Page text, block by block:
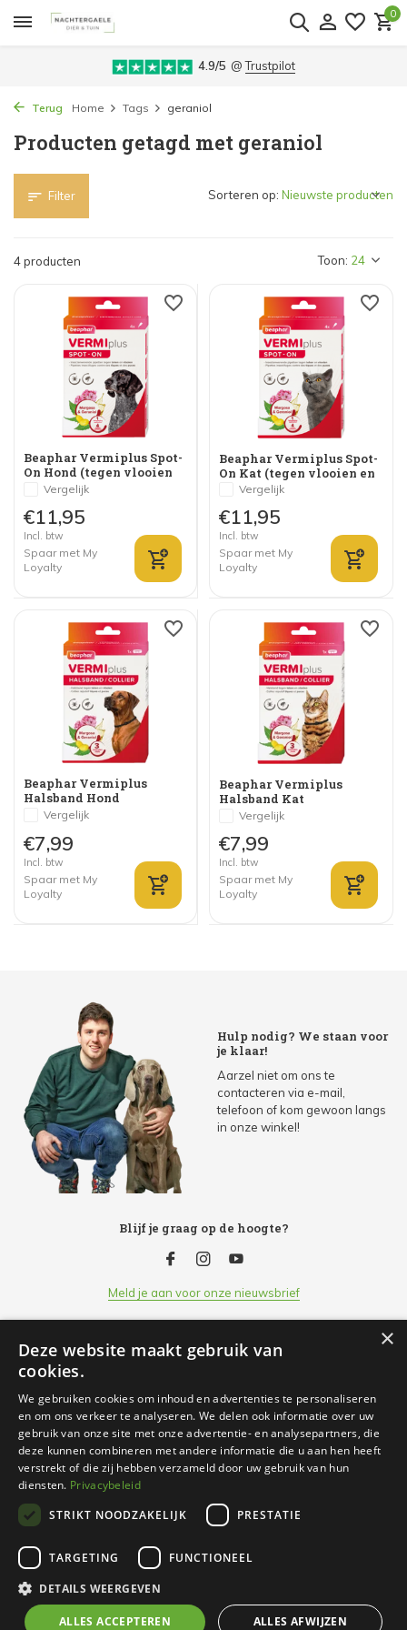
0
4.9/5 @Trustpilot
Terug Home Tags geraniol
Producten getagd met geraniol
Filter
4 producten Toon:
Sorteren op:
Beaphar Vermiplus Spot-
On Hond (tegen vlooien
en teken)
Vergelijk
€11,95
Incl. btw
Spaar met My
Loyalty
Beaphar Vermiplus Spot-
On Kat (tegen vlooien en
teken)
Vergelijk
€11,95
Incl. btw
Spaar met My
Loyalty
Beaphar Vermiplus
Halsband Hond
Vergelijk
€7,99
Incl. btw
Spaar met My
Loyalty
Beaphar Vermiplus
Halsband Kat
Vergelijk
€7,99
Incl. btw
Spaar met My
Loyalty
Hulp nodig? We staan voor
je klaar!
Aarzel niet om ons te
contacteren via e-mail,
telefoon of kom gewoon langs
in onze winkel!
Blijf je graag op de hoogte?
Meld je aan voor onze nieuwsbrief
Klantenservice
Openingsuren
Informatie
Contact
×
Deze website maakt gebruik van
cookies.
We gebruiken cookies om inhoud en advertenties te personaliseren
en om ons verkeer te analyseren. We delen ook informatie over uw
gebruik van onze site met onze advertentie- en analysepartners, die
deze kunnen combineren met andere informatie die u aan hen heeft
verstrekt of die zij hebben verzameld door uw gebruik van hun
diensten. Privacybeleid
STRIKT NOODZAKELIJK
PRESTATIE
TARGETING FUNCTIONEEL
DETAILS WEERGEVEN
ALLES ACCEPTEREN ALLES AFWIJZEN